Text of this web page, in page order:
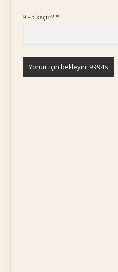
9 - 5 kaçtır?*